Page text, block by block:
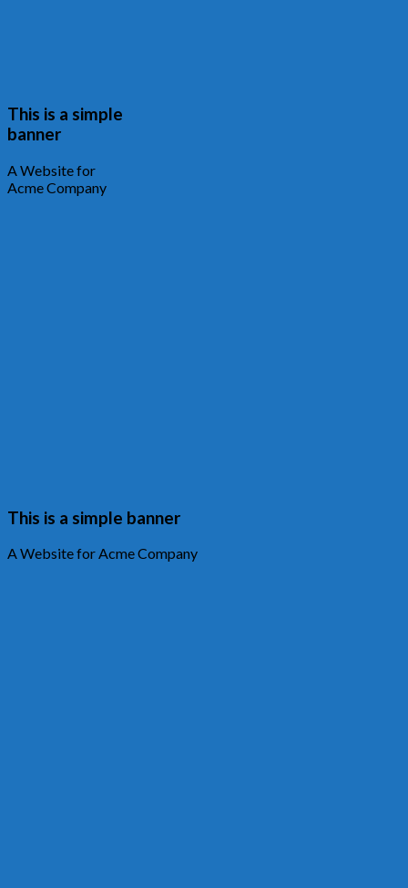
This is a simple
banner
A Website for
Acme Company
This is a simple banner
A Website for Acme Company